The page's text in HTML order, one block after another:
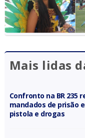
Mais lidas
Confronto na BR 235
mandados de prisão
pistola e drogas